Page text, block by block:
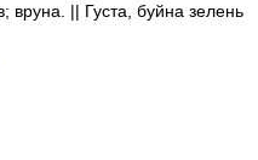
вруна. || Густа, буйна зелень